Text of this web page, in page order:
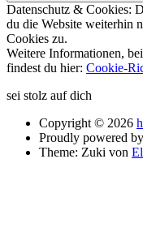
Datenschutz & Cookies:
du die Website weiterhin
Cookies zu.
Weitere Informationen,
findest du hier: Cookie-
sei stolz auf dich
Copyright © 2026
Proudly powered by
Theme: Zuki von